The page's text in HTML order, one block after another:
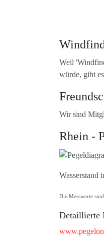
Weil
würde, gibt
Wir sind
Rhein -
Wasserstand
Die Messwerte
Detaillierte